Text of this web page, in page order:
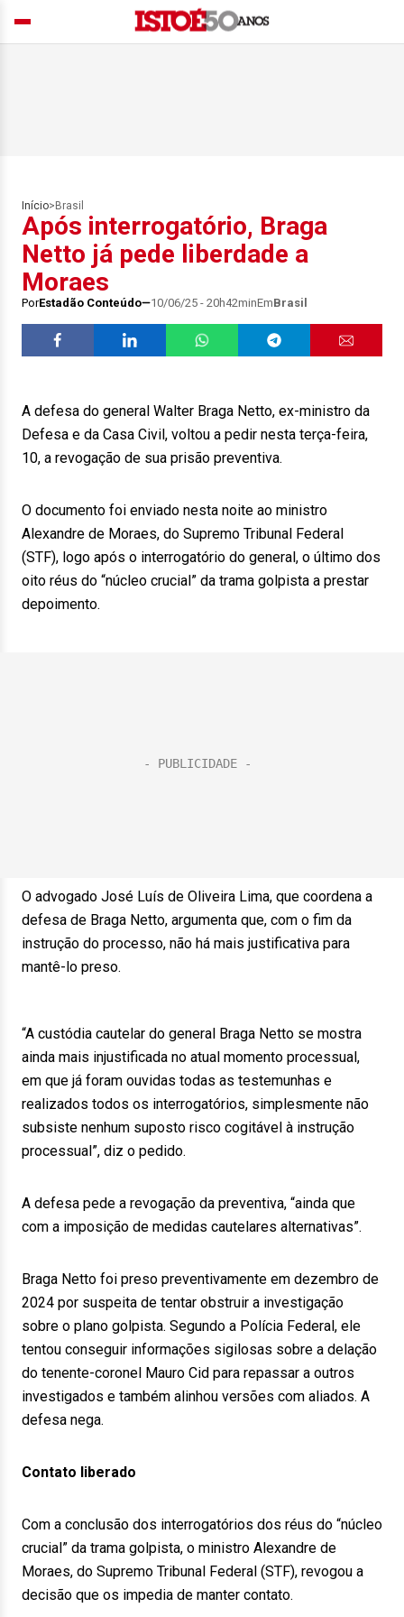
Início> Brasil
Após interrogatório, Braga
Netto já pede liberdade a
Moraes
PorEstadão Conteúdo 10/06/25 - 20h42minEmBrasil
A defesa do general Walter Braga Netto, ex-ministro da
Defesa e da Casa Civil, voltou a pedir nesta terça-feira,
10, a revogação de sua prisão preventiva.
O documento foi enviado nesta noite ao ministro
Alexandre de Moraes, do Supremo Tribunal Federal
(STF), logo após o interrogatório do general, o último dos
oito réus do “núcleo crucial” da trama golpista a prestar
depoimento.
O advogado José Luís de Oliveira Lima, que coordena a
defesa de Braga Netto, argumenta que, com o fim da
instrução do processo, não há mais justificativa para
mantê-lo preso.
“A custódia cautelar do general Braga Netto se mostra
ainda mais injustificada no atual momento processual,
em que já foram ouvidas todas as testemunhas e
realizados todos os interrogatórios, simplesmente não
subsiste nenhum suposto risco cogitável à instrução
processual”, diz o pedido.
A defesa pede a revogação da preventiva, “ainda que
com a imposição de medidas cautelares alternativas”.
Braga Netto foi preso preventivamente em dezembro de
2024 por suspeita de tentar obstruir a investigação
sobre o plano golpista. Segundo a Polícia Federal, ele
tentou conseguir informações sigilosas sobre a delação
do tenente-coronel Mauro Cid para repassar a outros
investigados e também alinhou versões com aliados. A
defesa nega.
Contato liberado
Com a conclusão dos interrogatórios dos réus do “núcleo
crucial” da trama golpista, o ministro Alexandre de
Moraes, do Supremo Tribunal Federal (STF), revogou a
decisão que os impedia de manter contato.